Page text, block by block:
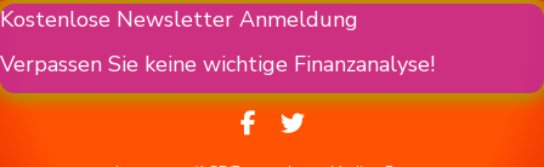
Kostenlose Newsletter Anmeldung
Verpassen Sie keine wichtige Finanzanalyse!